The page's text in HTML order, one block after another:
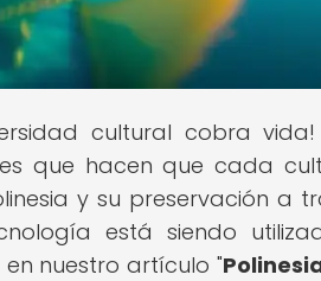
cultural cobra vida!
que hacen que cada
y su preservación a
está siendo
nuestro artículo "